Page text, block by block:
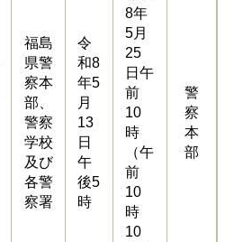
福島
県警
察本
部、
警察
学校
及び
各警
察署
令
和8
年5
月
13
日
午
後5
時
8年
5月
25
日午
前
10
時
（午
前
10
時
10
警
察
本
部